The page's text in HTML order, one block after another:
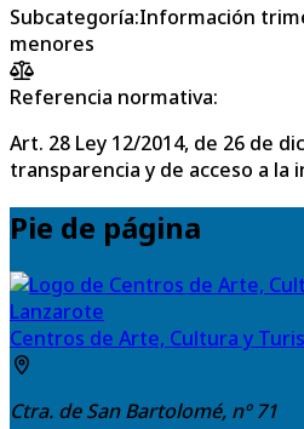
Subcategoría:Información
menores
Referencia normativa:
Art. 28 Ley 12/2014, de 26 de
transparencia y de acceso a la
Pie de página
Centros de Arte, Cultura y
Ctra. de San Bartolomé, nº 71